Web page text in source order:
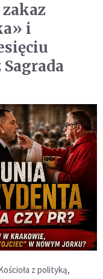
i
z polityką,